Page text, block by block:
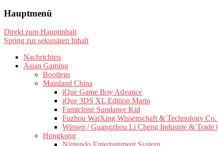
Hauptmenü
Direkt zum Hauptinhalt
Spring zur sekunären Inhalt
Nachrichten
Asian Gaming
Bootlegs
Mainland China
iQue Game Boy Advance
iQue 3DS XL Edition Mario
Famiclone Sundance Kid
Fuzhou WaiXing Wissenschaft & Technology
Winsen / Guangzhou Li Cheng Industrie & Trade
Hongkong